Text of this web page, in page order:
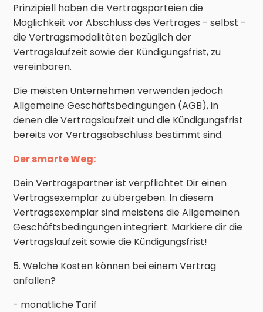
Prinzipiell haben die Vertragsparteien die
Möglichkeit vor Abschluss des Vertrages - selbst -
die Vertragsmodalitäten bezüglich der
Vertragslaufzeit sowie der Kündigungsfrist, zu
vereinbaren.
Die meisten Unternehmen verwenden jedoch
Allgemeine Geschäftsbedingungen (AGB), in
denen die Vertragslaufzeit und die Kündigungsfrist
bereits vor Vertragsabschluss bestimmt sind.
Der smarte Weg:
Dein Vertragspartner ist verpflichtet Dir einen
Vertragsexemplar zu übergeben. In diesem
Vertragsexemplar sind meistens die Allgemeinen
Geschäftsbedingungen integriert. Markiere dir die
Vertragslaufzeit sowie die Kündigungsfrist!
5. Welche Kosten können bei einem Vertrag
anfallen?
- monatliche Tarif